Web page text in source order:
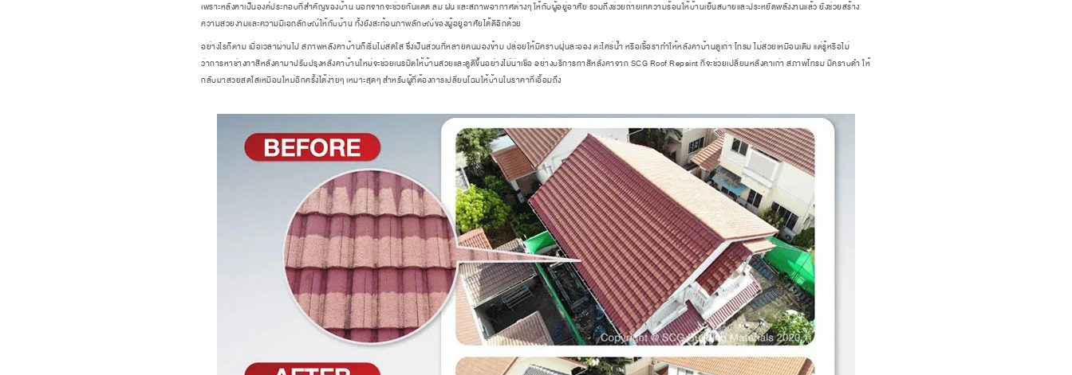
เพราะหลังคาเป็นองค์ประกอบที่สำคัญของบ้าน นอกจากจะช่วยกันแดด ลม ฝน และสภาพอากาศต่างๆ ให้กับผู้อยู่อาศัย รวมถึงช่วยถ่ายเทความร้อนให้บ้านเย็นสบายและประหยัดพลังงานแล้ว ยังช่วยสร้าง
ความสวยงามและความมีเอกลักษณ์ให้กับบ้าน ทั้งยังสะท้อนภาพลักษณ์ของผู้อยู่อาศัยได้ดีอีกด้วย
อย่างไรก็ตาม เมื่อเวลาผ่านไป สภาพหลังคาบ้านก็เริ่มไม่สดใส ซึ่งเป็นส่วนที่หลายคนมองข้าม ปล่อยให้มีคราบฝุ่นละออง ตะไคร่น้ำ หรือเชื้อราทำให้หลังคาบ้านดูเก่า โทรม ไม่สวยเหมือนเดิม แต่รู้หรือไม่
ว่าการหาช่างทาสีหลังคามาปรับปรุงหลังคาบ้านใหม่จะช่วยเนรมิตให้บ้านสวยและดูดีขึ้นอย่างไม่น่าเชื่อ อย่างบริการทาสีหลังคาจาก SCG Roof Repaint ที่จะช่วยเปลี่ยนหลังคาเก่า สภาพโทรม มีคราบดำ ให้
กลับมาสวยสดใสเหมือนใหม่อีกครั้งได้ง่ายๆ เหมาะสุดๆ สำหรับผู้ที่ต้องการเปลี่ยนโฉมให้บ้านในราคาที่เอื้อมถึง